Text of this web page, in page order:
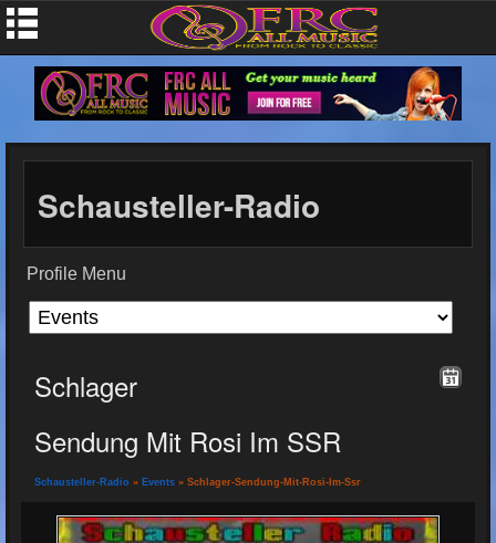
Schausteller-Radio
Profile Menu
Schlager
Sendung Mit Rosi Im SSR
Schausteller-Radio » Events » Schlager-Sendung-Mit-Rosi-Im-Ssr